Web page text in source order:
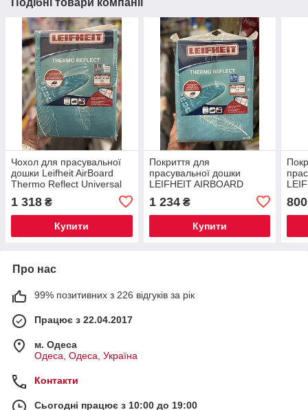
Подібні товари компанії
Чохол для прасувальної
дошки Leifheit AirBoard
Thermo Reflect Universal
термовідбивний чохол для
ідеального прасування
1 318 ₴
Купити
Покриття для
прасувальної дошки
LEIFHEIT AIRBOARD
THERMO REFLECT М/S
(120X38 СМ) 71606
1 234₴
Купити
800
Про нас
99% позитивних з 226 відгуків за рік
Працює з 22.04.2017
м. Одеса
Одеса, Одеса, Україна
Контакти
Сьогодні працює з 10:00 до 19:00